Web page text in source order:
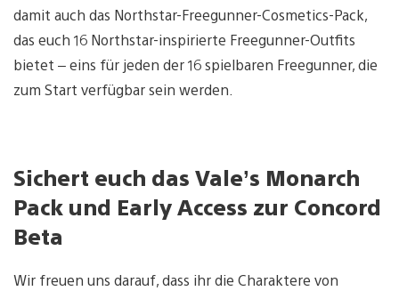
damit auch das Northstar-Freegunner-Cosmetics-Pack,
das euch 16 Northstar-inspirierte Freegunner-Outfits
bietet – eins für jeden der 16 spielbaren Freegunner, die
zum Start verfügbar sein werden.
Sichert euch das Vale’s Monarch
Pack und Early Access zur Concord
Beta
Wir freuen uns darauf, dass ihr die Charaktere von